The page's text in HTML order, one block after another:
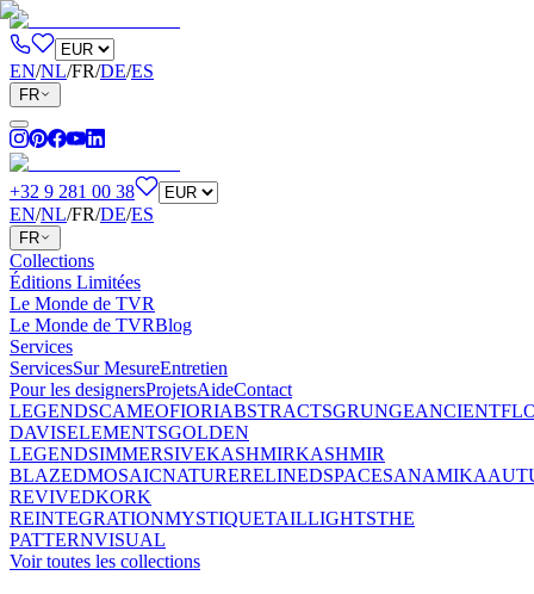
EN/NL/FR/DE/ES
FR
+32 9 281 00 38
EN/NL/FR/DE/ES
FR
Collections
Éditions Limitées
Le Monde de TVR
Le Monde de TVRBlog
Services
ServicesSur MesureEntretien
Pour les designersProjetsAideContact
LEGENDSCAMEOFIORIABSTRACTSGRUNGEANCIENT
DAVISELEMENTSGOLDEN
LEGENDSIMMERSIVEKASHMIRKASHMIR
BLAZEDMOSAICNATURERELINEDSPACESANAMIKA
REVIVEDKORK
REINTEGRATIONMYSTIQUETAILLIGHTSTHE
PATTERNVISUAL
Voir toutes les collections